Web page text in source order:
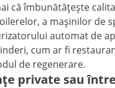
că îmbunătățește
a mașinilor
automat de
cum ar fi
de regenerare.
private sau